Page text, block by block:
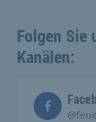
Folgen Sie
Kanälen: